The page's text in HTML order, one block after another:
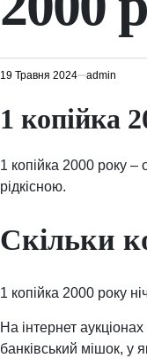
19 Травня 2024 admin
1 копійка
1 копійка 2000 року –
рідкісною.
Скільки
1 копійка 2000 року
На інтернет
банківський мішок, у